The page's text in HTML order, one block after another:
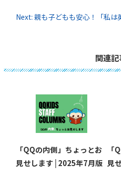
稿
ョ
ン
Next: 親も子どもも安心！「私は英語が話せませ
関連
「QQの内側」ちょっとお
見せします | 2025年7月版
「
見